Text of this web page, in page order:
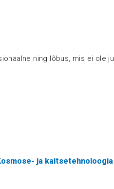
ning lõbus, mis ei ole ju
ja kaitsetehnoloogia